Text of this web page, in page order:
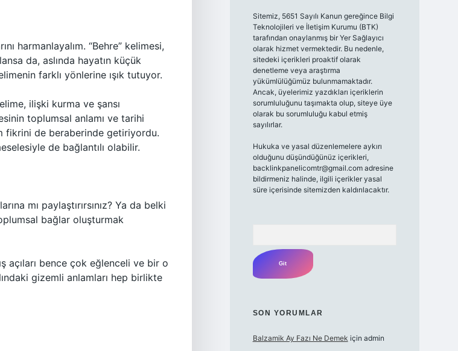
harmanlayalım. “Behre” kelimesi,
da, aslında hayatın küçük
farklı yönlerine ışık tutuyor.
ilişki kurma ve şansı
toplumsal anlamı ve tarihi
fikrini de beraberinde getiriyordu.
de bağlantılı olabilir.
mı paylaştırırsınız? Ya da belki
bağlar oluşturmak
açıları bence çok eğlenceli ve bir o
gizemli anlamları hep birlikte
Sitemiz, 5651 Sayılı Kanun gereğince Bilgi
Teknolojileri ve İletişim Kurumu (BTK)
tarafından onaylanmış bir Yer Sağlayıcı
olarak hizmet vermektedir. Bu nedenle,
sitedeki içerikleri proaktif olarak
denetleme veya araştırma
yükümlülüğümüz bulunmamaktadır.
Ancak, üyelerimiz yazdıkları içeriklerin
sorumluluğunu taşımakta olup, siteye üye
olarak bu sorumluluğu kabul etmiş
sayılırlar.
Hukuka ve yasal düzenlemelere aykırı
olduğunu düşündüğünüz içerikleri,
backlinkpanelicomtr@gmail.comadresine
bildirmeniz halinde, ilgili içerikler yasal
süre içerisinde sitemizden kaldırılacaktır.
SON YORUMLAR
Balzamik Ay Fazı Ne Demek için admin